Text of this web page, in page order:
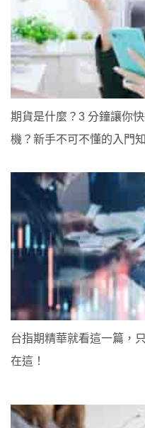
期貨是什麼？3 分鐘讓你
機？新手不可不懂的入門
台指期精華就看這一篇，
在這！